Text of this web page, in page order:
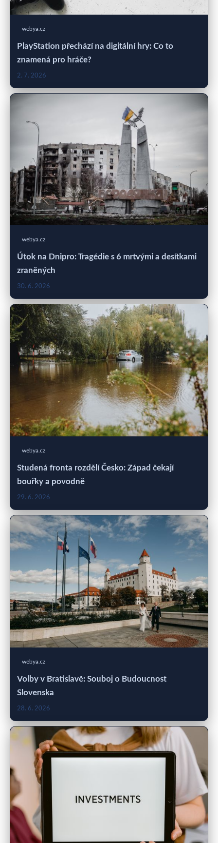
webya.cz
PlayStation přechází na digitální hry: Co to
znamená pro hráče?
2. 7. 2026
webya.cz
Útok na Dnipro: Tragédie s 6 mrtvými a desítkami
zraněných
30. 6. 2026
webya.cz
Studená fronta rozdělí Česko: Západ čekají
bouřky a povodně
29. 6. 2026
webya.cz
Volby v Bratislavě: Souboj o Budoucnost
Slovenska
28. 6. 2026